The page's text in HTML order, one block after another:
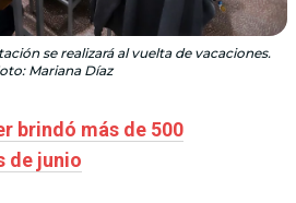
se realizará al vuelta de vacaciones.
Mariana Díaz
brindó más de 500
de junio